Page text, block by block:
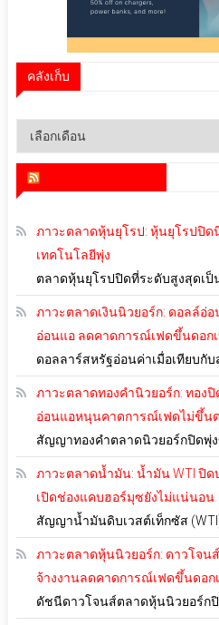
คลังเก็บ
คลัง
ภาวะตลาดหุ้นยุโรป: หุ้นยุโรปปิ
เทคโนโลยีพุ่ง
ตลาดหุ้นยุโรปปิดที่ระดับสูงสุดเป็
ภาวะตลาดเงินนิวยอร์ก: ดอลล์อ่
อ่อนแอ ลดคาดการณ์เฟดขึ้นดอก
ดอลลาร์สหรัฐอ่อนค่าเมื่อเทียบกับ
ภาวะตลาดทองคำนิวยอร์ก: ทองปิ
อ่อนแอหนุนคาดการณ์เฟดไม่ขึ้นด
สัญญาทองคำตลาดนิวยอร์กปิดพุ่ง
ภาวะตลาดน้ำมัน: น้ำมัน WTI ปิด
เปิดช่องแคบฮอร์มุซยังไม่แน่นอน
สัญญาน้ำมันดิบเวสต์เท็กซัส
ภาวะตลาดหุ้นนิวยอร์ก: ดาวโจน
จ้างงานลดคาดการณ์เฟดขึ้นดอก
ดัชนีดาวโจนส์ตลาดหุ้นนิวยอร์กปิ